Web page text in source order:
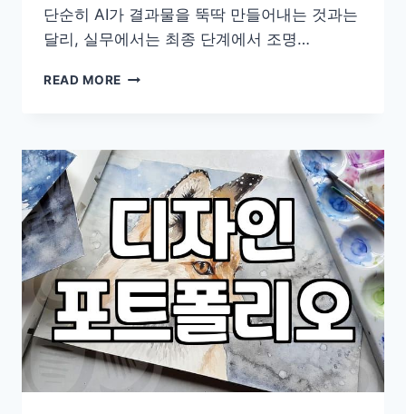
단순히 AI가 결과물을 뚝딱 만들어내는 것과는
달리, 실무에서는 최종 단계에서 조명…
READ MORE
로
사
을
다
듬
고
편
집
하
는
현